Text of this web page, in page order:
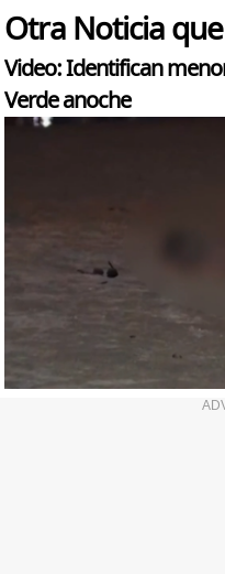
Otra Noticia
Video: Identifican
Verde anoche